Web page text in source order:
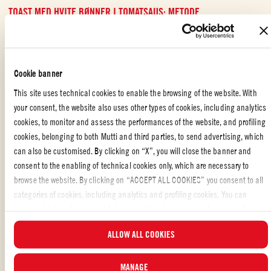
Cookie banner
This site uses technical cookies to enable the browsing of the website. With
your consent, the website also uses other types of cookies, including analytics
cookies, to monitor and assess the performances of the website, and profiling
cookies, belonging to both Mutti and third parties, to send advertising, which
can also be customised. By clicking on “X”, you will close the banner and
consent to the enabling of technical cookies only, which are necessary to
browse the website. By clicking on “ACCEPT ALL COOKIES” you consent to all
categories of cookies, including analytics and profiling cookies. You can
updated list of cookies by clicking on “MANAGE”. For more information, please
ALLOW ALL COOKIES
MANAGE
TOAST MED HVITE BØNNER I TOMATSAUS: METODE
Hakk hvitløk og løk. Fres løk og hvitløk forsiktig i litt olivenolje i en
stekepanne.
Tilsett bønnene. Tilsett salt og pepper. Tilsett Mutti Tomatsaus
Rist brødskivene og anrett bønner og tomatsaus på dem. Hell over
litt olivenolje. Spises med én gang!
Denne oppskriften har enkle ingredienser, men gir et høyst tilfredsstillende
måltid. De kremete hvite bønnene og den fyldige tomatsausen utgjør til
sammen det perfekte kosemåltidet.